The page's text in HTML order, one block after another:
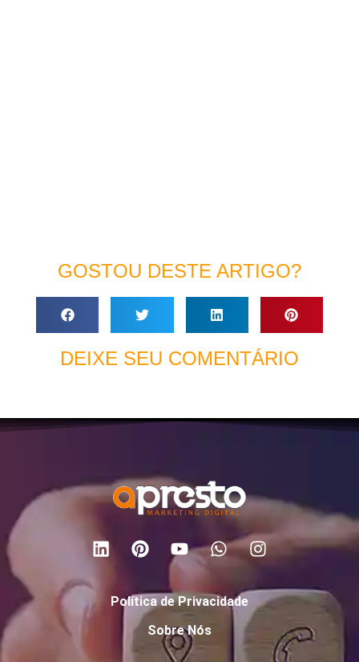
GOSTOU DESTE ARTIGO?
DEIXE SEU COMENTÁRIO
Política de Privacidade
Sobre Nós